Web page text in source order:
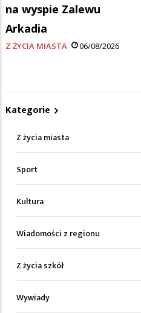
na wyspie Zalewu
Arkadia
Z ŻYCIA MIASTA 06/08/2026
Kategorie
Z życia miasta
Sport
Kultura
Wiadomości z regionu
Z życia szkół
Wywiady